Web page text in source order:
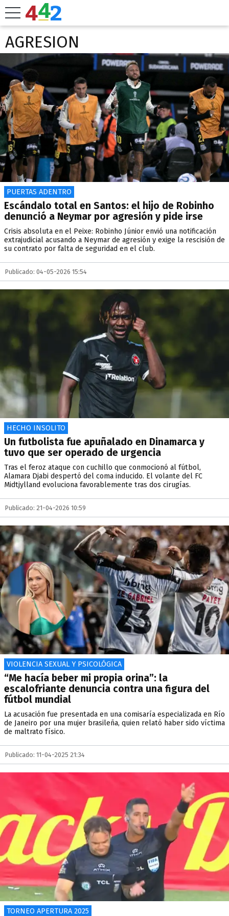
AGRESION
PUERTAS ADENTRO
Escándalo total en Santos: el hijo de Robinho
denunció a Neymar por agresión y pide irse
Crisis absoluta en el Peixe: Robinho Júnior envió una notificación
extrajudicial acusando a Neymar de agresión y exige la rescisión de
su contrato por falta de seguridad en el club.
Publicado: 04-05-2026 15:54
HECHO INSOLITO
Un futbolista fue apuñalado en Dinamarca y
tuvo que ser operado de urgencia
Tras el feroz ataque con cuchillo que conmocionó al fútbol,
Alamara Djabi despertó del coma inducido. El volante del FC
Midtjylland evoluciona favorablemente tras dos cirugías.
Publicado: 21-04-2026 10:59
VIOLENCIA SEXUAL Y PSICOLÓGICA
“Me hacía beber mi propia orina”: la
escalofriante denuncia contra una figura del
fútbol mundial
La acusación fue presentada en una comisaría especializada en Río
de Janeiro por una mujer brasileña, quien relató haber sido víctima
de maltrato físico.
Publicado: 11-04-2025 21:34
TORNEO APERTURA 2025